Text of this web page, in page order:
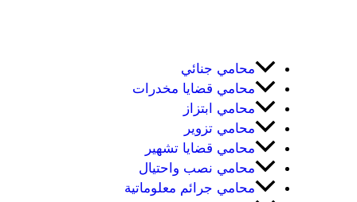
محامي جنائي
محامي قضايا مخدرات
محامي ابتزاز
محامي تزوير
محامي قضايا تشهير
محامي نصب واحتيال
محامي جرائم معلوماتية